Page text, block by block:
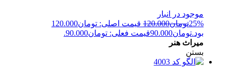
موجود در انبار
25%تومان120.000
قیمت اصلی: تومان120.000
بود.تومان90.000قیمت فعلی: تومان90.000.
میراث هنر
بستن